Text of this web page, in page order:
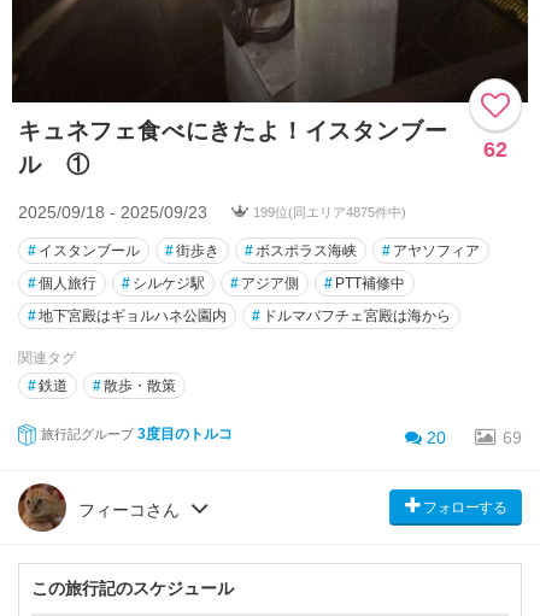
キュネフェ食べにきたよ！イスタンブー
ル ①
62
2025/09/18 - 2025/09/23 199位(同エリア4875件中)
# イスタンブール #街歩き #ボスポラス海峡 # アヤソフィア
#個人旅行 # シルケジ駅 # アジア側 # PTT補修中
#地下宮殿はギョルハネ公園内 # ドルマバフチェ宮殿は海から
関連タグ
#鉄道 #散歩・散策
旅行記グループ 3度目のトルコ 20 69
フィーコさん フォローする
この旅行記のスケジュール